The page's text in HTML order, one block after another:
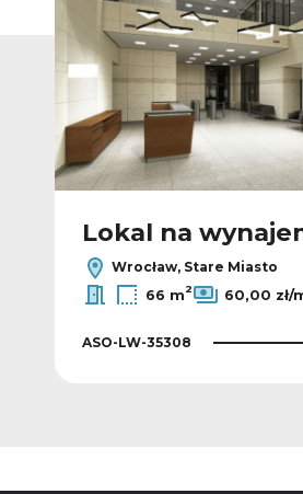
Lokal na
Wrocław, Stare Miasto
66 m2 60,00 zł/
ASO-LW-35308